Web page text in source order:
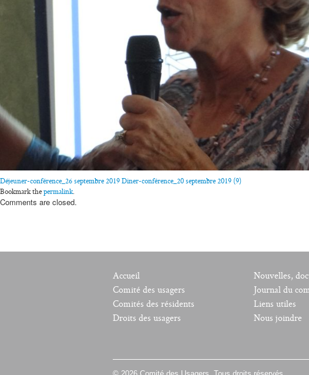
Déjeuner-conférence_26 septembre 2019 Diner-conférence_20 septembre 2019 (9)
Bookmark the permalink.
Comments are closed.
Accueil
Comité des usagers
Comités des résidents
Droits des usagers
Nouvelles,
Journal du
Liens utiles
Nous joindre